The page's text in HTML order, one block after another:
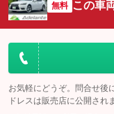
無料 この車
お気軽にどうぞ。問合せ後
ドレスは販売店に公開され